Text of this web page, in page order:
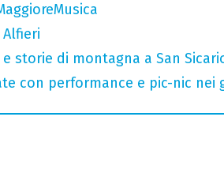
storie di montagna a San
con performance e pic-nic nei